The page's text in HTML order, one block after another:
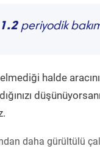
periyodik
halde
daha gürültülü